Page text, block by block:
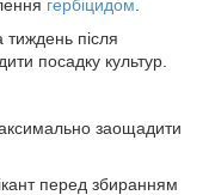
гербіцидом
тиждень після
посадку культур.
заощадити
перед збиранням